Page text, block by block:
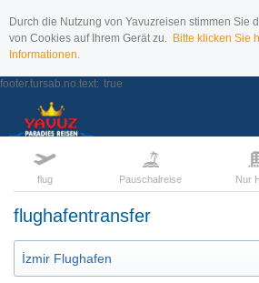
Durch die Nutzung von Yavuzreisen stimmen Sie
von Cookies auf Ihrem Gerät zu. Bitte klicken Sie
Informationen.
footer.tursab.no.text: true
flug Pauschalreise Nur
flughafentransfer